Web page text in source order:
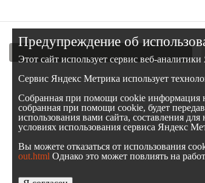
Предупреждение об
Этот сайт использует сервис веб-
Сервис Яндекс Метрика использует
Собранная при помощи cookie информация
собранная при помощи cookie, будет
использования вами сайта, составления
условиях использования сервиса Яндекс
Вы можете отказаться от использования
out.html Однако это может повлиять на